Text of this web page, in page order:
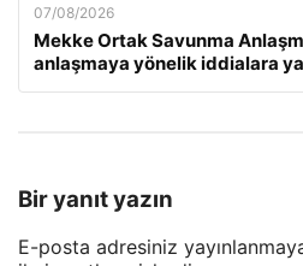
07/08/2026
Mekke Ortak Savunma
anlaşmaya yönelik iddialara
Bir yanıt yazın
E-posta adresiniz